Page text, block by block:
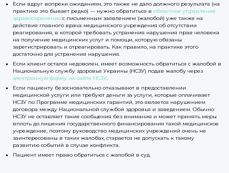
Если вдруг вопреки ожиданиям, это также не дало должного результата (на
практике это бывает редко) — нужно обратиться в областное управление
здравоохранения с письменным заявлением (жалобой) уже также на
действия главного врача медицинского учреждения об отсутствии
реагирования, в которой требовать устранения нарушения прав человека
на получение медицинских услуг и помощи, которую обязаны
зарегистрировать и отреагировать. Как правило, на практике этого
достаточно для устранения нарушения.
Если клиент остался недоволен, имеет возможность обратиться с жалобой в
Национальную службу здоровья Украины (НСЗУ) подав жалобу через
электронную форму на сайте НСЗУ.
Если пациенту безосновательно отказывают в предоставлении
медицинской услуги или требуют деньги за услуги, которые оплачивает
НСЗУ по Программе медицинских гарантий, это является нарушением
договора между Национальной службой здоровья и заведением. Обычно
НСЗУ не оставляет такие сообщения без внимания и может принять меры
вплоть до лишения государственного финансирования такой медицинское
учреждение, поэтому руководство медицинских учреждений очень не
заинтересованы в таких жалобах, старается не допускать к такому
развитию событий в случае конфликта.
Пациент имеет право обратиться с жалобой в суд.